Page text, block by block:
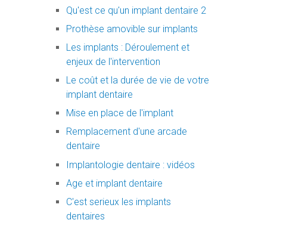
Qu'est ce qu'un implant dentaire 2
Prothèse amovible sur implants
Les implants : Déroulement et
enjeux de l'intervention
Le coût et la durée de vie de votre
implant dentaire
Mise en place de l'implant
Remplacement d'une arcade
dentaire
Implantologie dentaire : vidéos
Age et implant dentaire
C'est serieux les implants
dentaires